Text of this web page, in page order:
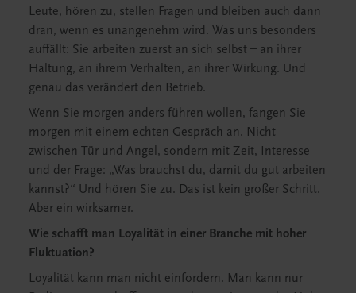
Leute, hören zu, stellen Fragen und bleiben auch dann
dran, wenn es unangenehm wird. Was uns besonders
auffällt: Sie arbeiten zuerst an sich selbst – an ihrer
Haltung, an ihrem Verhalten, an ihrer Wirkung. Und
genau das verändert den Betrieb.
Wenn Sie morgen anders führen wollen, fangen Sie
morgen mit einem echten Gespräch an. Nicht
zwischen Tür und Angel, sondern mit Zeit, Interesse
und der Frage: „Was brauchst du, damit du gut arbeiten
kannst?“ Und hören Sie zu. Das ist kein großer Schritt.
Aber ein wirksamer.
Wie schafft man Loyalität in einer Branche mit hoher
Fluktuation?
Loyalität kann man nicht einfordern. Man kann nur